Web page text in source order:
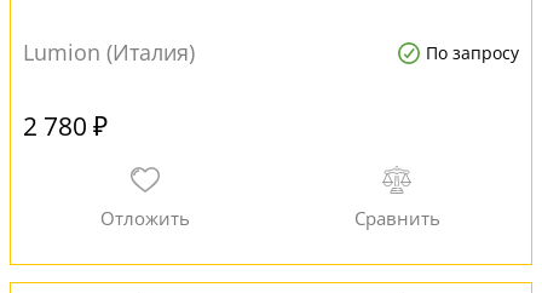
Lumion (Италия) По запросу
2 780 ₽